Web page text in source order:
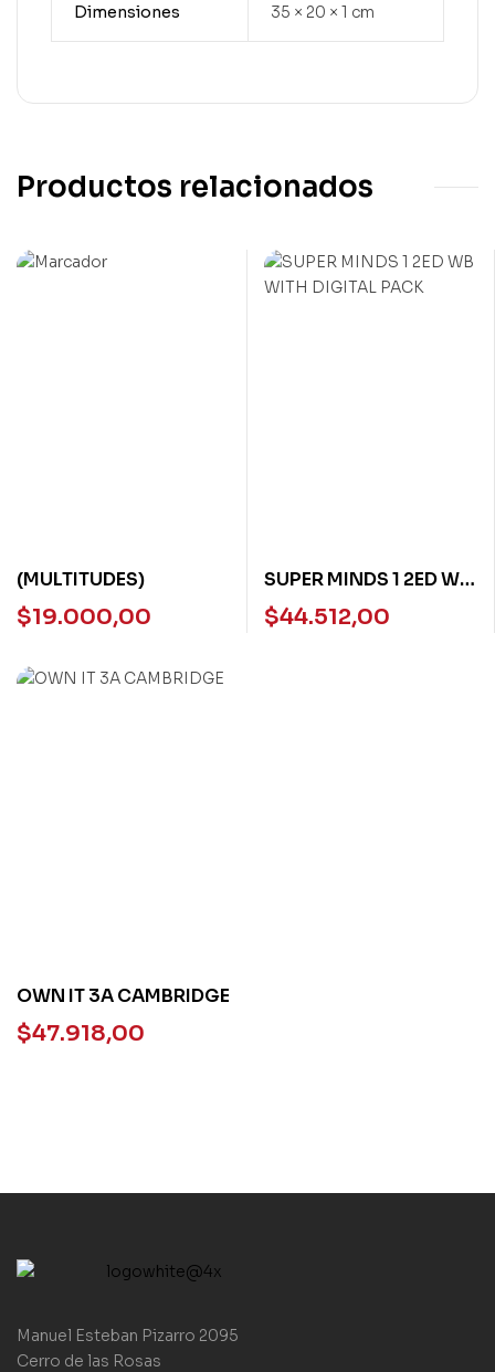
Dimensiones 35 × 20 × 1 cm
Productos relacionados
(MULTITUDES)
$19.000,00
SUPER MINDS 1 2ED WB
WITH DIGITAL PACK
$44.512,00
OWN IT 3A CAMBRIDGE
$47.918,00
Manuel Esteban Pizarro 2095
Cerro de las Rosas